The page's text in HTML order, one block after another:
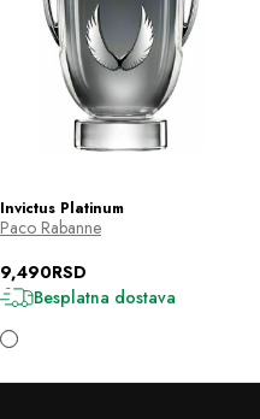
Invictus Platinum
Paco Rabanne
9,490RSD
Besplatna dostava